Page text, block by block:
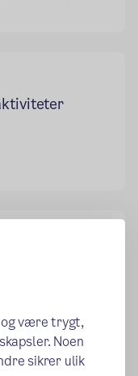
være trygt,
Noen
sikrer ulik
(ekstern lenke)
lenke)